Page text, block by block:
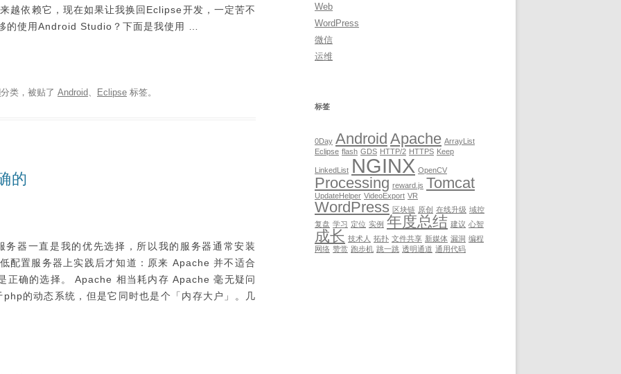
越依赖它，现在如果让我换回Eclipse开发，一定苦不
的使用Android Studio？下面是我使用 …
分类，被贴了 Android、 Eclipse 标签。
的
器一直是我的优先选择，所以我的服务器通常安装
配置服务器上实践后才知道：原来 Apache 并不适合
正确的选择。 Apache 相当耗内存 Apache 毫无疑问
的动态系统，但是它同时也是个「内存大户」。几
Web
WordPress
微信
运维
标签
0Day Android Apache ArrayList
Eclipse flash GDS HTTP/2 HTTPS Keep
LinkedList NGINX OpenCV
Processing reward.js Tomcat
UpdateHelper VideoExport VR
WordPress 区块链 原创 在线升级 域控
复盘 学习 定位 实例 年度总结 建议 心智
成长 技术人 拓扑 文件共享 新媒体 漏洞 编程
网络 赞赏 跑步机 跳一跳 透明通道 通用代码